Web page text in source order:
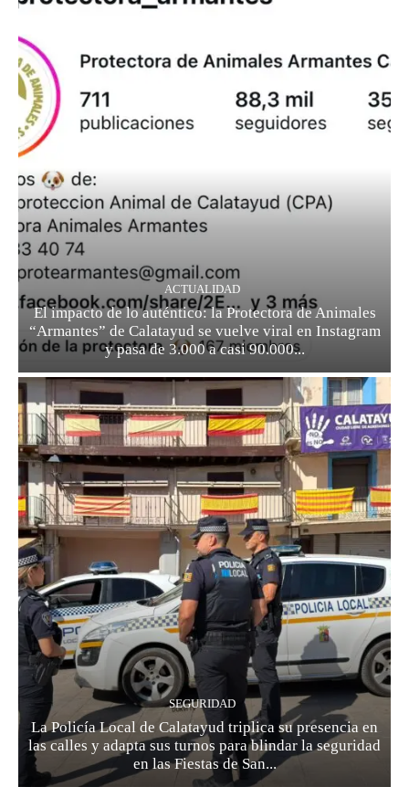
ACTUALIDAD
El impacto de lo auténtico: la Protectora de Animales
“Armantes” de Calatayud se vuelve viral en Instagram
y pasa de 3.000 a casi 90.000...
SEGURIDAD
La Policía Local de Calatayud triplica su presencia en
las calles y adapta sus turnos para blindar la seguridad
en las Fiestas de San...